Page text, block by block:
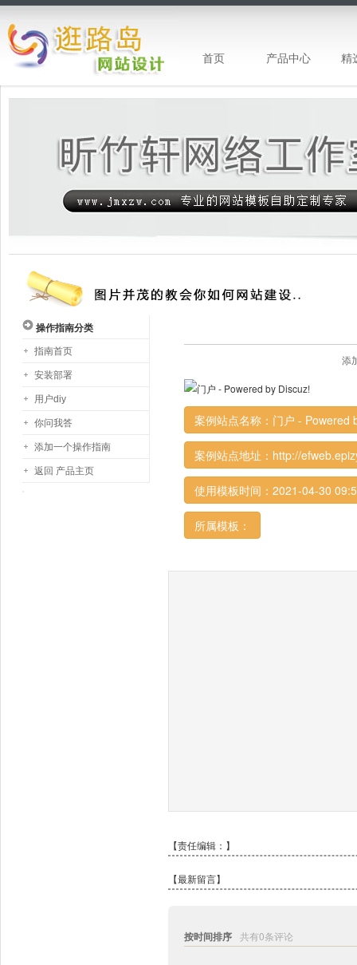
昕竹轩网站设计-专注网站建设
首页 产品中心 精
操作指南分类
指南首页
安装部署
用户diy
你问我答
添加一个操作指南
返回 产品主页
添
案例站点名称：门户 - Powered
案例站点地址：http://
使用模板时间：2021-04-30
所属模板：
【责任编辑： 】
【最新留言】
按时间排序 共有0条评论